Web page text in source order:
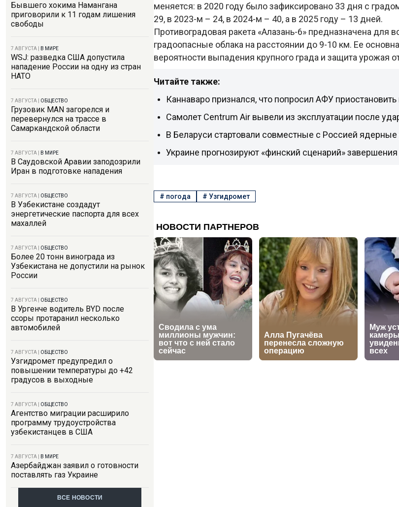
Бывшего хокима Намангана
приговорили к 11 годам лишения
свободы
7 АВГУСТА В МИРЕ
WSJ: разведка США допустила
нападение России на одну из стран
НАТО
7 АВГУСТА ОБЩЕСТВО
Грузовик MAN загорелся и
перевернулся на трассе в
Самаркандской области
7 АВГУСТА В МИРЕ
В Саудовской Аравии заподозрили
Иран в подготовке нападения
7 АВГУСТА ОБЩЕСТВО
В Узбекистане создадут
энергетические паспорта для всех
махаллей
7 АВГУСТА ОБЩЕСТВО
Более 20 тонн винограда из
Узбекистана не допустили на рынок
России
7 АВГУСТА ОБЩЕСТВО
В Ургенче водитель BYD после
ссоры протаранил несколько
автомобилей
7 АВГУСТА ОБЩЕСТВО
Узгидромет предупредил о
повышении температуры до +42
градусов в выходные
7 АВГУСТА ОБЩЕСТВО
Агентство миграции расширило
программу трудоустройства
узбекистанцев в США
7 АВГУСТА В МИРЕ
Азербайджан заявил о готовности
поставлять газ Украине
ВСЕ НОВОСТИ
меняется: в 2020 году было зафиксировано 33 дня с
29, в 2023-м – 24, в 2024-м – 40, а в 2025 году – 13 дней.
Противоградовая ракета «Алазань-6» предназначена для
градоопасные облака на расстоянии до 9-10 км. Ее
вероятности выпадения крупного града и защита урожая
Читайте также:
Каннаваро признался, что попросил АФУ
Самолет Centrum Air вывели из эксплуатации после
В Беларуси стартовали совместные с Россией ядерные
Украине прогнозируют «финский сценарий»
# погода # Узгидромет